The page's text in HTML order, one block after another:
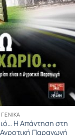
ΓΕΝΙΚΆ
Η Απάντηση στη
Αγροτική Παραγωγή